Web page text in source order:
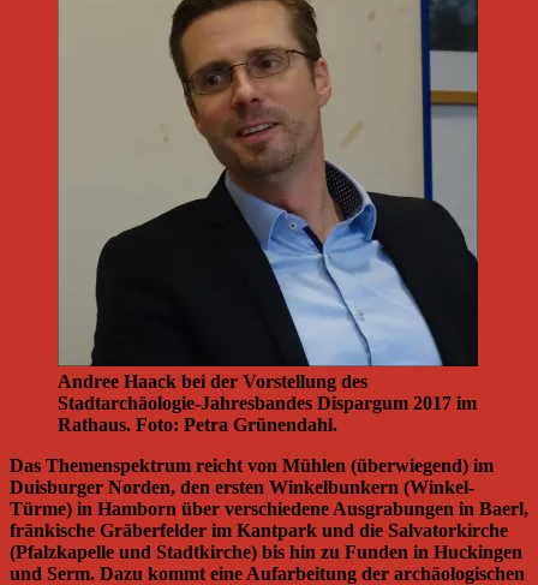
Andree Haack bei der Vorstellung des
Stadtarchäologie-Jahresbandes Dispargum 2017 im
Rathaus. Foto: Petra Grünendahl.
Das Themenspektrum reicht von Mühlen (überwiegend) im
Duisburger Norden, den ersten Winkelbunkern (Winkel-
Türme) in Hamborn über verschiedene Ausgrabungen in Baerl,
fränkische Gräberfelder im Kantpark und die Salvatorkirche
(Pfalzkapelle und Stadtkirche) bis hin zu Funden in Huckingen
und Serm. Dazu kommt eine Aufarbeitung der archäologischen